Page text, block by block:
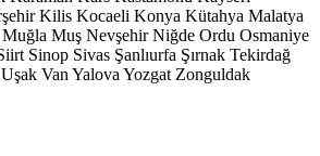
Kilis Kocaeli Konya Kütahya Malatya
Muğla Muş Nevşehir Niğde Ordu Osmaniye
Sinop Sivas Şanlıurfa Şırnak Tekirdağ
Uşak Van Yalova Yozgat Zonguldak